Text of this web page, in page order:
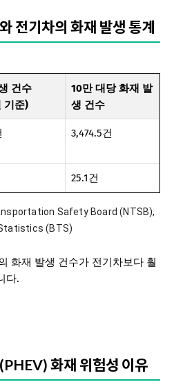
전기차의 화재 발생 통계
건수
기준)
10만 대당 화재 발
생 건수
3,474.5건
25.1건
Safety Board (NTSB),
(BTS)
화재 발생 건수가 전기차보다 훨
다.
화재 위험성 이유